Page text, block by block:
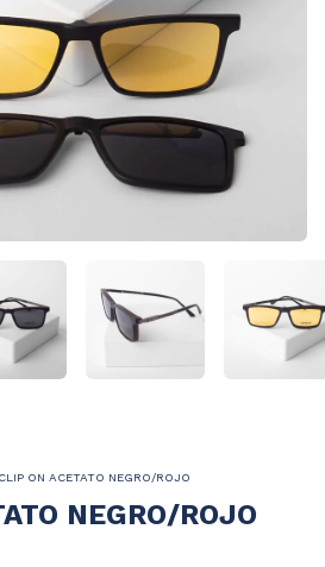
CLIP ON ACETATO NEGRO/ROJO
NEGRO/ROJO